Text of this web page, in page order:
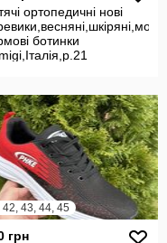
ортопедичні нові
ботинки
42, 43, 44, 45
грн